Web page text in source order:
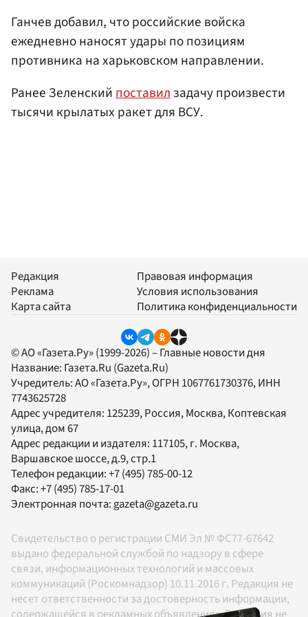
Ганчев добавил, что российские войска
ежедневно наносят удары по позициям
противника на харьковском направлении.
Ранее Зеленскийпоставилзадачу произвести
тысячи крылатых ракет для ВСУ.
Редакция
Реклама
Карта сайта
Правовая информация
Условия использования
Политика конфиденциальности
© АО «Газета.Ру» (1999-2026) – Главные новости дня
Название: Газета.Ru (Gazeta.Ru)
Учредитель:АО «Газета.Ру», ОГРН 1067761730376, ИНН
7743625728
Адрес учредителя: 125239, Россия, Москва, Коптевская
улица, дом 67
Адрес редакции и издателя: 117105, г. Москва,
Варшавское шоссе, д.9, стр.1
Телефон редакции:+7 (495) 785-00-12
Факс:+7 (495) 785-17-01
Электронная почта: gazeta@gazeta.ru
Свидетельство о регистрации СМИ Эл № ФС77-67642
выдано федеральной службой по надзору в сфере
связи, информационных технологий и массовых
коммуникаций (Роскомнадзор) 10.11.2016 г. Редакция не
несет ответственности за достоверность информации,